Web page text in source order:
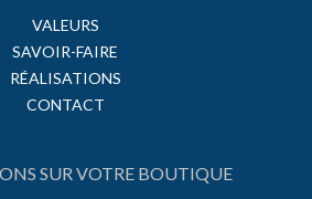
VALEURS
SAVOIR-FAIRE
RÉALISATIONS
CONTACT
SUR VOTRE BOUTIQUE